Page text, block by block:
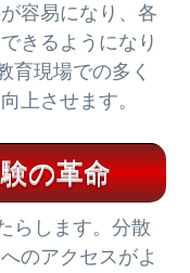
容易になり、各
きるようになり
育現場での多く
上させます。
の革命
らします。分散
のアクセスがよ